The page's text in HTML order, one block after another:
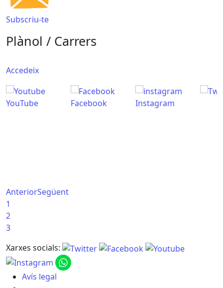
Subscriu-te
Plànol / Carrers
Accedeix
YouTube Facebook Instagram
AnteriorSegüent
1
2
3
Xarxes socials:
Avís legal